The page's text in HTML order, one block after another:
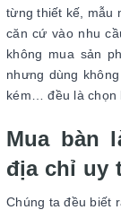
từng thiết kế, mẫu
căn cứ vào nhu
không mua sản
nhưng dùng
kém… đều là chọn
Mua bàn
địa chỉ uy
Chúng ta đều biết